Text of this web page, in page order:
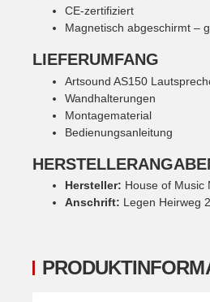
CE-zertifiziert
Magnetisch abgeschirmt –
LIEFERUMFANG
Artsound AS150
Wandhalterungen
Montagematerial
Bedienungsanleitung
Hersteller: House of Music
Anschrift: Legen Heirweg